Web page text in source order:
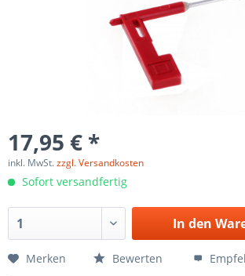
17,95 € *
inkl. MwSt.zzgl. Versandkosten
Sofort versandfertig
In den
Merken Bewerten